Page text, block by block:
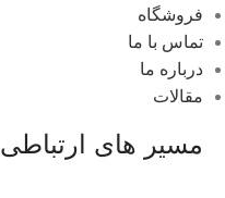
فروشگاه
تماس با ما
درباره ما
مقالات
مسیر های ارتباطی